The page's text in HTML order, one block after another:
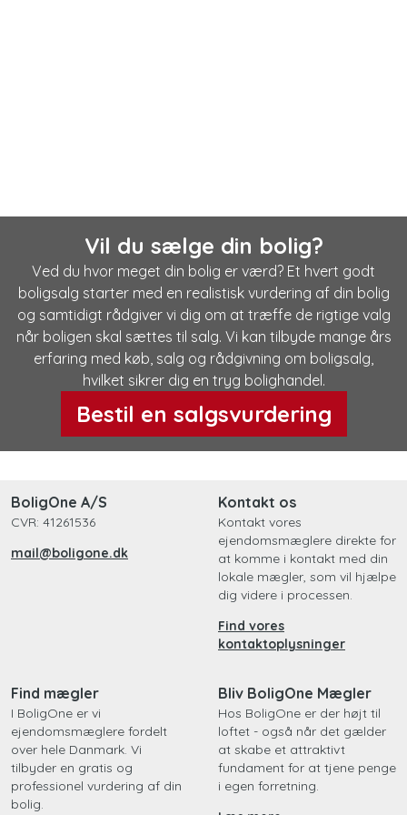
Vil du sælge din bolig?
Ved du hvor meget din bolig er værd? Et hvert godt
boligsalg starter med en realistisk vurdering af din bolig
og samtidigt rådgiver vi dig om at træffe de rigtige valg
når boligen skal sættes til salg. Vi kan tilbyde mange års
erfaring med køb, salg og rådgivning om boligsalg,
hvilket sikrer dig en tryg bolighandel.
Bestil en salgsvurdering
BoligOne A/S
CVR: 41261536
mail@boligone.dk
Kontakt os
Kontakt vores
ejendomsmæglere direkte for
at komme i kontakt med din
lokale mægler, som vil hjælpe
dig videre i processen.
Find vores
kontaktoplysninger
Find mægler
I BoligOne er vi
ejendomsmæglere fordelt
over hele Danmark. Vi
tilbyder en gratis og
professionel vurdering af din
bolig.
Bliv BoligOne Mægler
Hos BoligOne er der højt til
loftet - også når det gælder
at skabe et attraktivt
fundament for at tjene penge
i egen forretning.